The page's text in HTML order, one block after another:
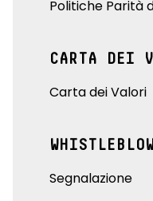
Politiche Parità
CARTA DEI
Carta dei Valori
Segnalazione